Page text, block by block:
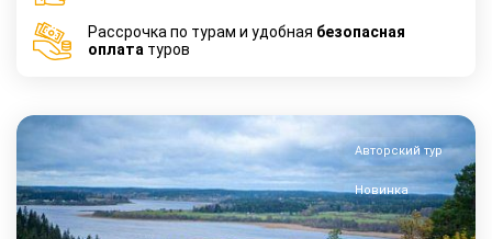
Рассрочка по турам и удобная безопасная
оплата туров
Авторский тур
Новинка